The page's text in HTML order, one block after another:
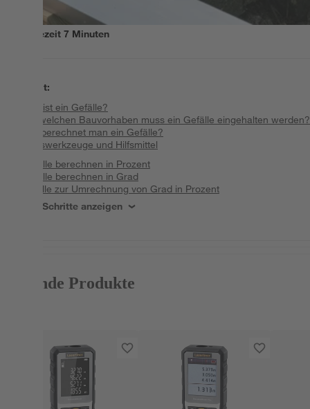
Lesezeit7 Minuten
Inhalt:
Was ist ein Gefälle?
Bei welchen Bauvorhaben muss ein Gefälle eingehalten werden?
Wie berechnet man ein Gefälle?
Messwerkzeuge und Hilfsmittel
Gefälle berechnen in Prozent
Gefälle berechnen in Grad
Tabelle zur Umrechnung von Grad in Prozent
Alle Schritte anzeigen
Passende Produkte